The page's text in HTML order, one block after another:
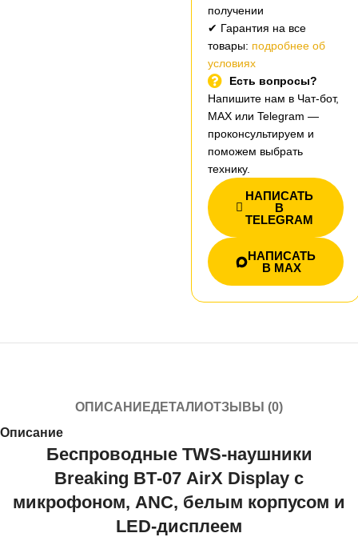
получении
✔ Гарантия на все
товары: подробнее об
условиях
Есть вопросы?
Напишите нам в Чат-бот,
MAX или Telegram —
проконсультируем и
поможем выбрать
технику.
НАПИСАТЬ
В
TELEGRAM
НАПИСАТЬ
В MAX
ОПИСАНИЕДЕТАЛИОТЗЫВЫ (0)
Описание
Беспроводные TWS‑наушники
Breaking BT‑07 AirX Display с
микрофоном, ANC, белым корпусом и
LED‑дисплеем